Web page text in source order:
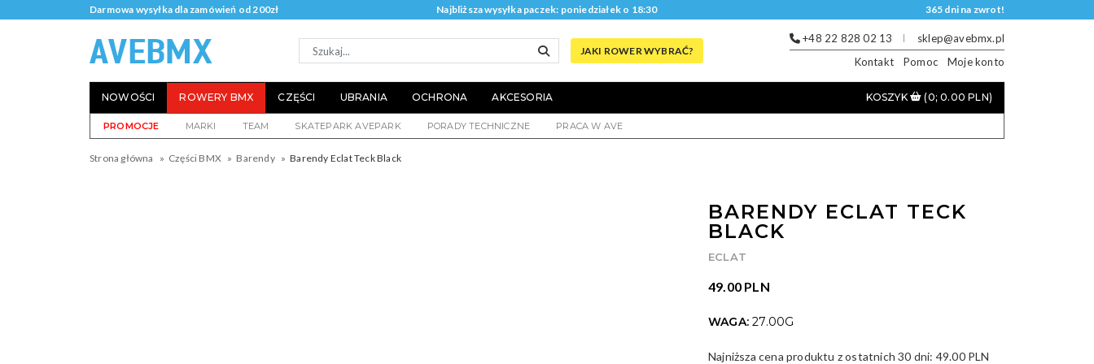
Darmowa wysyłka dla zamówień od 200zł Najbliższa wysyłka paczek: poniedziałek o 18:30 365 dni na zwrot!
JAKI ROWER WYBRAĆ?
+48 22 828 02 13
sklep@avebmx.pl
Kontakt
Pomoc Moje konto
NOWOŚCI ROWERY BMX CZĘŚCI UBRANIA OCHRONA AKCESORIA KOSZYK (0; 0.00 PLN)
PROMOCJE MARKI TEAM SKATEPARK AVEPARK PORADY TECHNICZNE PRACA W AVE
Strona główna Części BMX Barendy Barendy Eclat Teck Black
BARENDY ECLAT TECK
BLACK
ECLAT
49.00 PLN
WAGA:27.00G
Najniższa cena produktu z ostatnich 30 dni: 49.00 PLN